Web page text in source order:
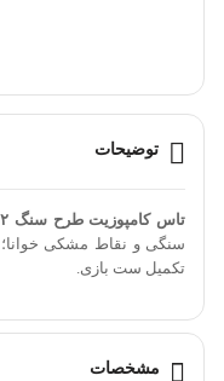
توضیحات
تاس کامپوزیت طرح سنگ ۱۲ میل
سنگی و نقاط مشکی خوانا؛
تکمیل ست بازی.
⚠️ این محصول شاملیک
است.مشخصات